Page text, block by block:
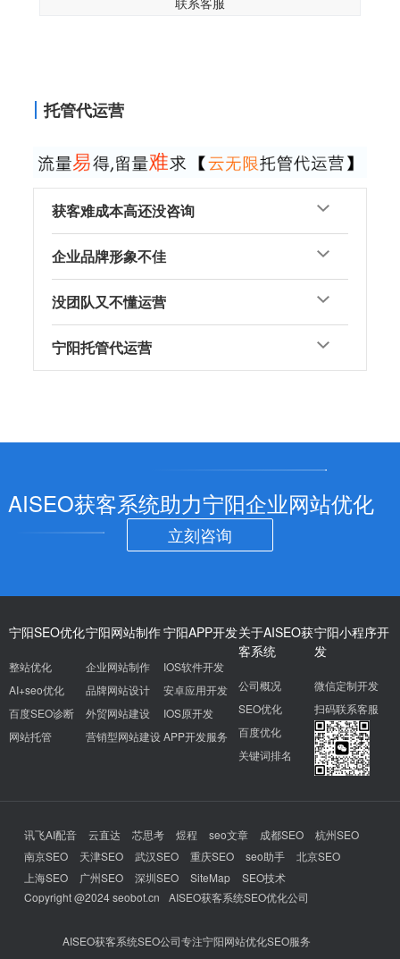
托管代运营
获客难成本高还没咨询
企业品牌形象不佳
没团队又不懂运营
宁阳托管代运营
AISEO获客系统助力宁阳企业网站优化
立刻咨询
宁阳SEO优化
整站优化
AI+seo优化
百度SEO诊断
网站托管
宁阳网站制作
企业网站制作
品牌网站设计
外贸网站建设
营销型网站建设
宁阳APP开发
IOS软件开发
安卓应用开发
IOS原开发
APP开发服务
关于AISEO获
客系统
公司概况
SEO优化
百度优化
关键词排名
宁阳小程序开
发
微信定制开发
扫码联系客服
讯飞AI配音 云直达 芯思考 煜程 seo文章 成都SEO
杭州SEO
南京SEO
天津SEO 武汉SEO 重庆SEO seo助手
北京SEO
上海SEO
广州SEO 深圳SEO SiteMap
SEO技术
Copyright @2024 seobot.cn
AISEO获客系统SEO优化公司
AISEO获客系统SEO公司专注宁阳网站优化SEO服务